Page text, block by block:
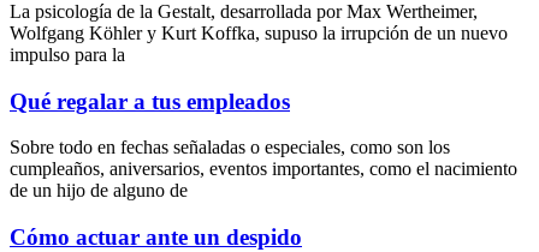
La psicología de la Gestalt, desarrollada por Max Wertheimer,
Wolfgang Köhler y Kurt Koffka, supuso la irrupción de un nuevo
impulso para la
Qué regalar a tus empleados
Sobre todo en fechas señaladas o especiales, como son los
cumpleaños, aniversarios, eventos importantes, como el nacimiento
de un hijo de alguno de
Cómo actuar ante un despido